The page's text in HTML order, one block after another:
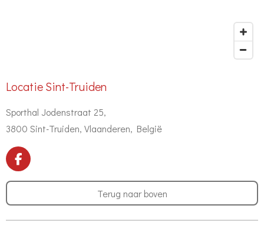
Locatie Sint-Truiden
Sporthal Jodenstraat 25,
3800 Sint-Truiden, Vlaanderen, België
F
a
b
o
Terug naar boven